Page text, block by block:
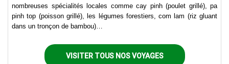
nombreuses spécialités locales comme cay pinh (poulet grillé), pa
pinh top (poisson grillé), les légumes forestiers, com lam (riz gluant
dans un tronçon de bambou)…
VISITER TOUS NOS VOYAGES